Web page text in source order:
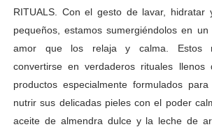
RITUALS. Con el gesto de lavar, hidratar
pequeños, estamos sumergiéndolos en
amor que los relaja y calma. Estos
convertirse en verdaderos rituales llenos
productos especialmente formulados
nutrir sus delicadas pieles con el poder
aceite de almendra dulce y la leche de